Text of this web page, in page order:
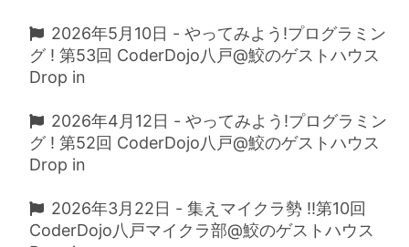
2026年5月10日 - やってみよう!プログラミン
グ ! 第53回 CoderDojo八戸@鮫のゲストハウス
Drop in
2026年4月12日 - やってみよう!プログラミン
グ ! 第52回 CoderDojo八戸@鮫のゲストハウス
Drop in
2026年3月22日 - 集えマイクラ勢 !!第10回
CoderDojo八戸マイクラ部@鮫のゲストハウス